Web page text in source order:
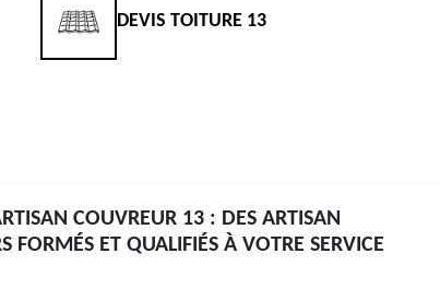
DEVIS TOITURE 13
COUVREUR 13 : DES ARTISAN
FORMÉS ET QUALIFIÉS À VOTRE SERVICE